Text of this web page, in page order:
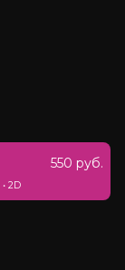
550 руб.
• 2D